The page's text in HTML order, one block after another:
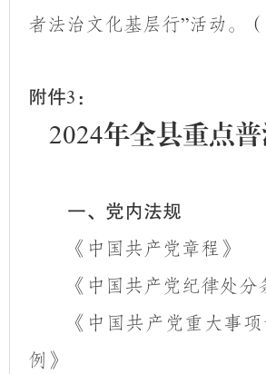
者法治文化基层行”活动。
附件3 ：
2024年全县重点
一、党内法规
《中国共产党章程》
《中国共产党纪律处分
《中国共产党重大事
例》